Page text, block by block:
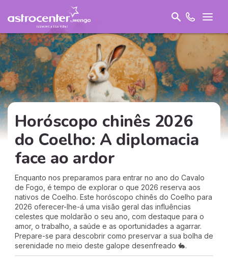
Horóscopo chinês 2026
do Coelho: A diplomacia
face ao ardor
Enquanto nos preparamos para entrar no ano do Cavalo
de Fogo, é tempo de explorar o que 2026 reserva aos
nativos de Coelho. Este horóscopo chinês do Coelho para
2026 oferecer-lhe-á uma visão geral das influências
celestes que moldarão o seu ano, com destaque para o
amor, o trabalho, a saúde e as oportunidades a agarrar.
Prepare-se para descobrir como preservar a sua bolha de
serenidade no meio deste galope desenfreado 🐇.